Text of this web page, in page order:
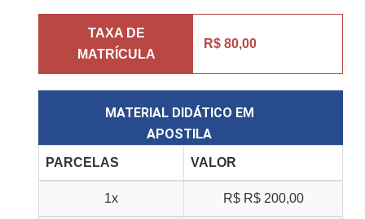
TAXA DE
MATRÍCULA
R$ 80,00
MATERIAL DIDÁTICO EM
APOSTILA
PARCELAS VALOR
1x R$ R$ 200,00